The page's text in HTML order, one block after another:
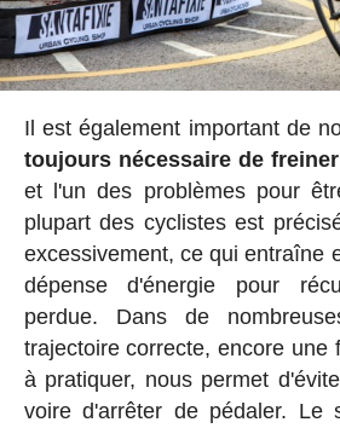
Il est également important de
toujours nécessaire de
et l'un des problèmes pour
plupart des cyclistes est
excessivement, ce qui entraîne
dépense d'énergie pour
perdue. Dans de
trajectoire correcte, encore une
à pratiquer, nous permet
voire d'arrêter de pédaler. Le